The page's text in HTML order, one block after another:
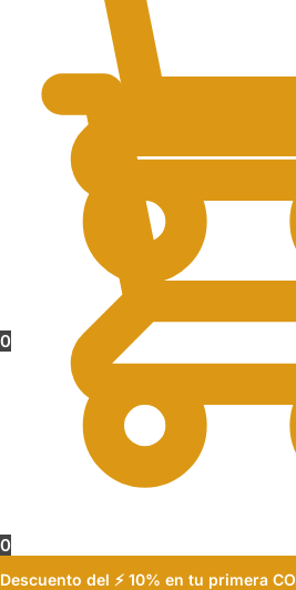
0
0
Descuento del ⚡ 10% en tu primera